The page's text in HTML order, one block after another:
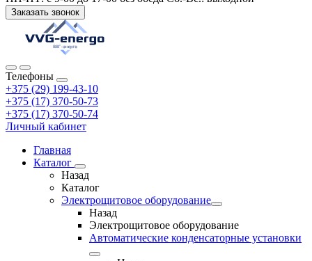
Заказать звонок
Телефоны
+375 (29) 199-43-10
+375 (17) 370-50-73
+375 (17) 370-50-74
Личный кабинет
Главная
Каталог
Назад
Каталог
Электрощитовое оборудование
Назад
Электрощитовое оборудование
Автоматические конденсаторные установки